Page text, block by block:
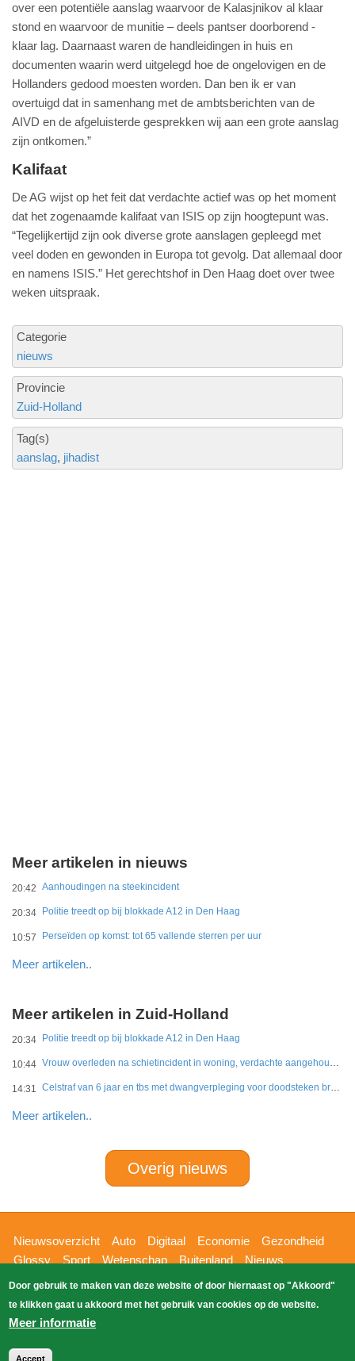
over een potentiële aanslag waarvoor de Kalasjnikov al klaar
stond en waarvoor de munitie – deels pantser doorborend -
klaar lag. Daarnaast waren de handleidingen in huis en
documenten waarin werd uitgelegd hoe de ongelovigen en de
Hollanders gedood moesten worden. Dan ben ik er van
overtuigd dat in samenhang met de ambtsberichten van de
AIVD en de afgeluisterde gesprekken wij aan een grote aanslag
zijn ontkomen.”
Kalifaat
De AG wijst op het feit dat verdachte actief was op het moment
dat het zogenaamde kalifaat van ISIS op zijn hoogtepunt was.
“Tegelijkertijd zijn ook diverse grote aanslagen gepleegd met
veel doden en gewonden in Europa tot gevolg. Dat allemaal door
en namens ISIS.” Het gerechtshof in Den Haag doet over twee
weken uitspraak.
Categorie
nieuws
Provincie
Zuid-Holland
Tag(s)
aanslag jihadist
Meer artikelen in nieuws
20:42 Aanhoudingen na steekincident
20:34 Politie treedt op bij blokkade A12 in Den Haag
10:57 Perseïden op komst: tot 65 vallende sterren per uur
Meer artikelen..
Meer artikelen in Zuid-Holland
20:34 Politie treedt op bij blokkade A12 in Den Haag
10:44 Vrouw overleden na schietincident in woning, verdachte aangehouden
14:31 Celstraf van 6 jaar en tbs met dwangverpleging voor doodsteken broer in Gouda
Meer artikelen..
Overig nieuws
Hoofdnavigatie
Nieuwsoverzicht Auto Digitaal Economie
Gezondheid
Glossy
Sport Wetenschap Buitenland
Nieuws
Bizzpress
Blik op 112 Provincies
Weekoverzicht
Zoeken
Copyright Blik Op Nieuws 2026gehost
Door gebruik te maken van deze website of door hiernaast op "Akkoord"
te klikken gaat u akkoord met het gebruik van cookies op de website.
Meer informatie
Accept